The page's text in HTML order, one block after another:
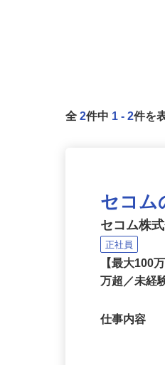
セコム
セコム株
正社員
【最大100